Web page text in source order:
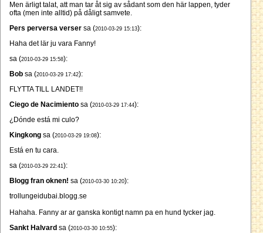
Men ärligt talat, att man tar åt sig av sådant som den här lappen, tyder
ofta (men inte alltid) på dåligt samvete.
Pers perversa verser sa (2010-03-29 15:13):
Haha det lär ju vara Fanny!
sa (2010-03-29 15:58):
Bob sa (2010-03-29 17:42):
FLYTTA TILL LANDET!!
Ciego de Nacimiento sa (2010-03-29 17:44):
¿Dónde está mi culo?
Kingkong sa (2010-03-29 19:08):
Está en tu cara.
sa (2010-03-29 22:41):
Blogg fran oknen! sa (2010-03-30 10:20):
trollungeidubai.blogg.se
Hahaha. Fanny ar ar ganska kontigt namn pa en hund tycker jag.
Sankt Halvard sa (2010-03-30 10:55):